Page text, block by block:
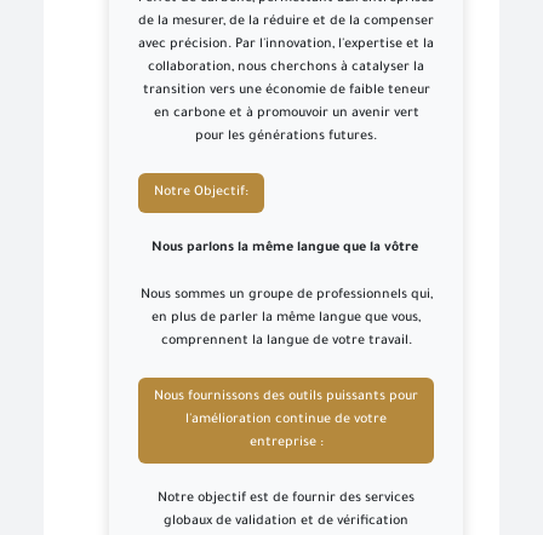
de la mesurer, de la réduire et de la compenser
avec précision. Par l'innovation, l'expertise et la
collaboration, nous cherchons à catalyser la
transition vers une économie de faible teneur
en carbone et à promouvoir un avenir vert
pour les générations futures.
Notre Objectif:
Nous parlons la même langue que la vôtre
Nous sommes un groupe de professionnels qui,
en plus de parler la même langue que vous,
comprennent la langue de votre travail.
Nous fournissons des outils puissants pour
l'amélioration continue de votre
entreprise :
Notre objectif est de fournir des services
globaux de validation et de vérification